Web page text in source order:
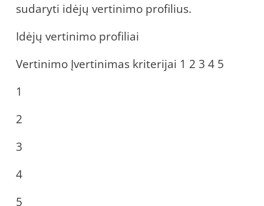
sudaryti idėjų vertinimo profilius.
Idėjų vertinimo profiliai
Vertinimo Įvertinimas kriterijai 1 2 3 4 5
1
2
3
4
5